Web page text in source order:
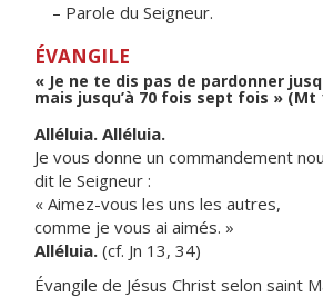
– Parole du Seigneur.
ÉVANGILE
« Je ne te dis pas de pardonner
mais jusqu’à 70 fois sept fois » (Mt
Alléluia. Alléluia.
Je vous donne un commandement
dit le Seigneur :
« Aimez-vous les uns les autres,
comme je vous ai aimés. »
Alléluia. (cf. Jn 13, 34)
Évangile de Jésus Christ selon saint